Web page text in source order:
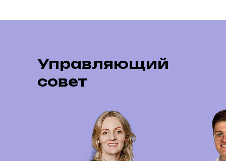
Управляющий
совет